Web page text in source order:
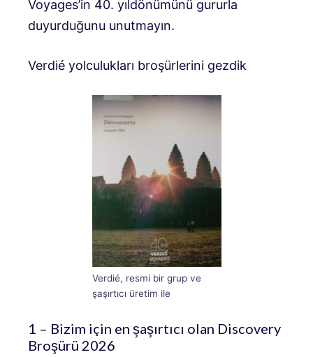
Voyages’in 40. yıldönümünü gururla
duyurduğunu unutmayın.
Verdié yolculukları broşürlerini gezdik
Verdié, resmi bir grup ve
şaşırtıcı üretim ile
1 – Bizim için en şaşırtıcı olan Discovery
Broşürü 2026